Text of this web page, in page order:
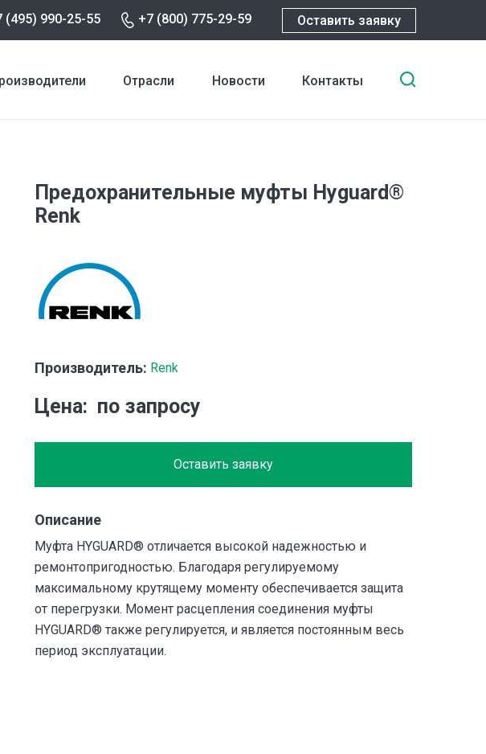
(495) 990-25-55 +7 (800) 775-29-59 Оставить заявку
Отрасли Новости Контакты
Предохранительные муфты Hyguard®
Renk
Производитель: Renk
Цена по запросу
Оставить заявку
Описание
Муфта HYGUARD® отличается высокой надежностью и
ремонтопригодностью. Благодаря регулируемому
максимальному крутящему моменту обеспечивается защита
от перегрузки. Момент расцепления соединения муфты
HYGUARD® также регулируется, и является постоянным весь
период эксплуатации.